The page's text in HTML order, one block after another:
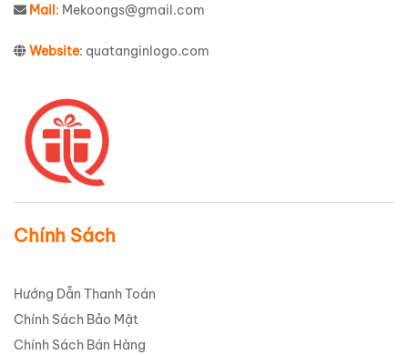
Mail: Mekoongs@gmail.com
Website: quatanginlogo.com
Chính Sách
Hướng Dẫn Thanh Toán
Chính Sách Bảo Mật
Chính Sách Bán Hàng